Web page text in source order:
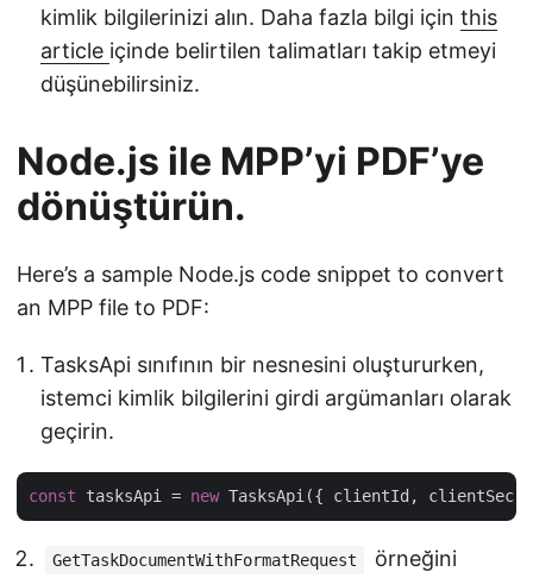
kimlik bilgilerinizi alın. Daha fazla bilgi için this
article içinde belirtilen talimatları takip etmeyi
düşünebilirsiniz.
Node.js ile MPP’yi PDF’ye
dönüştürün.
Here’s a sample Node.js code snippet to convert
an MPP file to PDF:
TasksApi sınıfının bir nesnesini oluştururken,
istemci kimlik bilgilerini girdi argümanları olarak
geçirin.
const tasksApi = new
GetTaskDocumentWithFormatRequest
örneğini